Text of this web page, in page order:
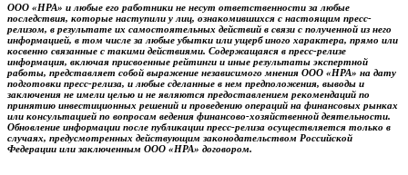
ООО «НРА» и любые его работники не несут ответственности за любые
последствия, которые наступили у лиц, ознакомившихся с настоящим пресс-
релизом, в результате их самостоятельных действий в связи с полученной из него
информацией, в том числе за любые убытки или ущерб иного характера, прямо или
косвенно связанные с такими действиями. Содержащаяся в пресс-релизе
информация, включая присвоенные рейтинги и иные результаты экспертной
работы, представляет собой выражение независимого мнения ООО «НРА» на дату
подготовки пресс-релиза, и любые сделанные в нем предположения, выводы и
заключения не имели целью и не являются предоставлением рекомендаций по
принятию инвестиционных решений и проведению операций на финансовых рынках
или консультацией по вопросам ведения финансово-хозяйственной деятельности.
Обновление информации после публикации пресс-релиза осуществляется только в
случаях, предусмотренных действующим законодательством Российской
Федерации или заключенным ООО «НРА» договором.